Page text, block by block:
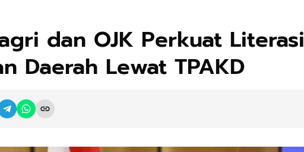
dan OJK Perkuat Literasi
Daerah Lewat TPAKD